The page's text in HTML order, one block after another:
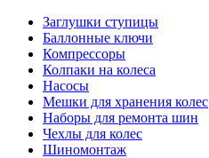
Заглушки ступицы
Баллонные ключи
Компрессоры
Колпаки на колеса
Насосы
Мешки для хранения колес
Наборы для ремонта шин
Чехлы для колес
Шиномонтаж